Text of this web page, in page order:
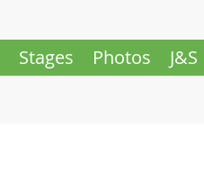
Stages Photos J&S